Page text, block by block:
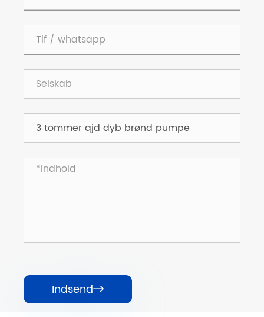
Indsend